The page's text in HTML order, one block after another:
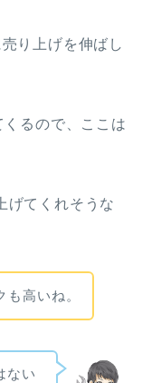
り上げを伸ばし
くるので、ここは
げてくれそうな
高いね。
ない